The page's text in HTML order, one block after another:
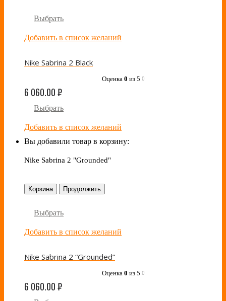
Выбрать
Добавить в список желаний
Nike Sabrina 2 Black
Оценка 0 из 5 0
6 060.00₽
Выбрать
Добавить в список желаний
Вы добавили товар в корзину:
Nike Sabrina 2 "Grounded"
Корзина Продолжить
Выбрать
Добавить в список желаний
Nike Sabrina 2 “Grounded”
Оценка 0 из 5 0
6 060.00₽